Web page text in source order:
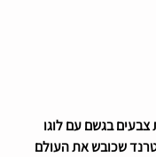
בגשם עם לוגו
שכובש את העולם